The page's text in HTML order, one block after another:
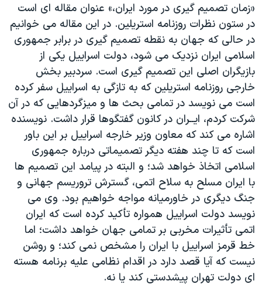
دادگاه حمید نوری
چهل سال گروگان‌گیری
قانون شفافیت دارائی کادر رهبری ایران
اعتراضات مردمی آبان ۹۸
اسرائیل در جنگ
نرگس محمدی برنده جایزه نوبل صلح
همایش محافظه‌کاران آمریکا «سی‌پک»
صفحه‌های ویژه
سفر پرزیدنت ترامپ به چین
«زمان تصميم گيری در مورد ايران،» عنوان مقاله ای است
در ستون نظرات روزنامه استريلين. در اين مقاله می خوانيم
در حالی که جهان به نقطه تصميم گيری در برابر جمهوری
اسلامی ايران نزديک می شود، دولت اسراييل يکی از
بازيگران اصلی اين تصميم گيری است. سردبير بخش
خارجی روزنامه استريلين که به تازگی به اسراييل سفر کرده
است می نويسد در تمامی بحث ها و ميزگردهايی که در آن
شرکت کردم، ايــران در کانون گفتگوها قرار داشت. نويسنده
اشاره می کند که معاون وزير خارجه اسراييل بر اين باور
است که تا چند هفته ديگر تصميماتی درباره جمهوری
اسلامی اتخاذ خواهد شد؛ و البته در پيامد اين تصميم ها
با ايران مسلح به سلاح اتمی، گسترش تروريسم جهانی و
جنگ ديگری در خاورميانه مواجه خواهيم بود. وی می
نويسد دولت اسراييل همواره تأکيد کرده است که ايران
اتمی تأثيرات مخربی بر تمامی جهان خواهد داشت؛ اما
خط قرمز اسراييل با ايران را مشخص نمی کند؛ و روشن
نيست که آيا قصد دارد در اقدام نظامی عليه برنامه هسته
ای دولت تهران پيشدستی کند يا نه.